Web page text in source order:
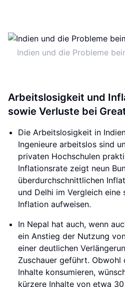
Indien und die Probleme
Arbeitslosigkeit und
sowie Verluste bei
Die Arbeitslosigkeit in
Ingenieure arbeitslos sind
privaten Hochschulen
Inflationsrate zeigt neun
überdurchschnittlichen
und Delhi im Vergleich eine
Inflation aufweisen.
In Nepal hat auch, wenn
ein Anstieg der Nutzung
einer deutlichen
Zuschauer geführt. Obwohl
Inhalte konsumieren,
kürzere Inhalte von etwa 30